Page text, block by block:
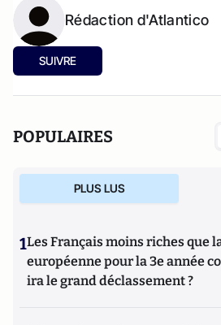
Rédaction d'Atlantico
SUIVRE
POPULAIRES
PLUS LUS
1Les Français moins riches que
européenne pour la 3e année
ira le grand déclassement ?